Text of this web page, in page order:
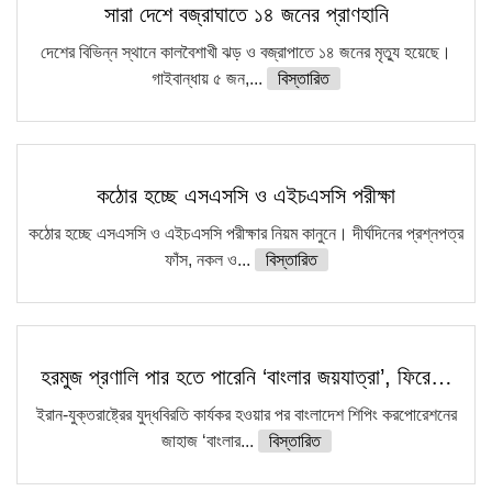
সারা দেশে বজ্রাঘাতে ১৪ জনের প্রাণহানি
দেশের বিভিন্ন স্থানে কালবৈশাখী ঝড় ও বজ্রাপাতে ১৪ জনের মৃত্যু হয়েছে।
গাইবান্ধায় ৫ জন,...
বিস্তারিত
কঠোর হচ্ছে এসএসসি ও এইচএসসি পরীক্ষা
কঠোর হচ্ছে এসএসসি ও এইচএসসি পরীক্ষার নিয়ম কানুনে। দীর্ঘদিনের প্রশ্নপত্র
ফাঁস, নকল ও...
বিস্তারিত
হরমুজ প্রণালি পার হতে পারেনি ‘বাংলার জয়যাত্রা’, ফিরে…
ইরান-যুক্তরাষ্ট্রের যুদ্ধবিরতি কার্যকর হওয়ার পর বাংলাদেশ শিপিং করপোরেশনের
জাহাজ ‘বাংলার...
বিস্তারিত